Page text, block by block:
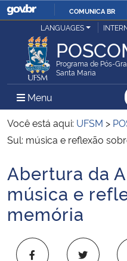
COMUNICA BR
Ministério da Justiça e Segurança
Ministério da Defesa
Ministério das Relações Exteriores
Ministério da Infraestrutura
Ministério da Agricultura, Pecuária e
Ministério da Educação
LANGUAGES
Programa de Pós-
Santa Maria
Menu Menu Principal
Você está aqui: UFSM >
Sul: música e reflexão
Início do conteúdo
Abertura da
música e
memória